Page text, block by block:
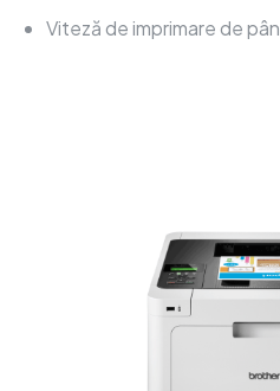
Viteză de imprimare de pân